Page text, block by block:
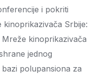
i pokriti
Srbije:
kinoprikazivača
jednog
polupansiona za